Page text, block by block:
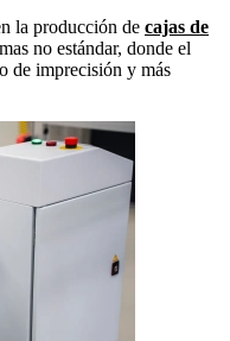
la producción de cajas de
no estándar, donde el
de imprecisión y más